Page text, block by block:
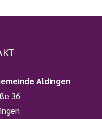
Aldingen
36